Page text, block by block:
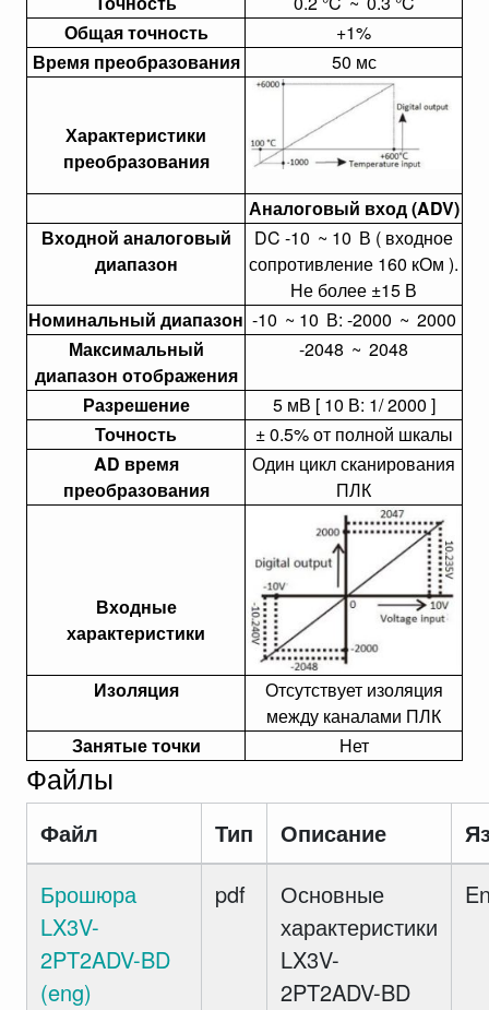
Общая точность
+1%
Время преобразования
50 мс
Характеристики
преобразования
Аналоговый вход (ADV)
Входной аналоговый
диапазон
DC -10 ~ 10 В ( входное
сопротивление 160 кОм ).
Не более ±15 В
Номинальный диапазон -10 ~ 10 В: -2000 ~ 2000
Максимальный
диапазон отображения
-2048 ~ 2048
Разрешение
5 мВ [ 10 В: 1/ 2000 ]
Точность
± 0.5% от полной шкалы
AD время
преобразования
Один цикл сканирования
ПЛК
Входные
характеристики
Изоляция
Отсутствует изоляция
между каналами ПЛК
Занятые точки
Нет
Файлы
Файл Тип Описание
Брошюра
LX3V-
2PT2ADV-BD
(eng)
pdf
Основные
характеристики
LX3V-
2PT2ADV-BD